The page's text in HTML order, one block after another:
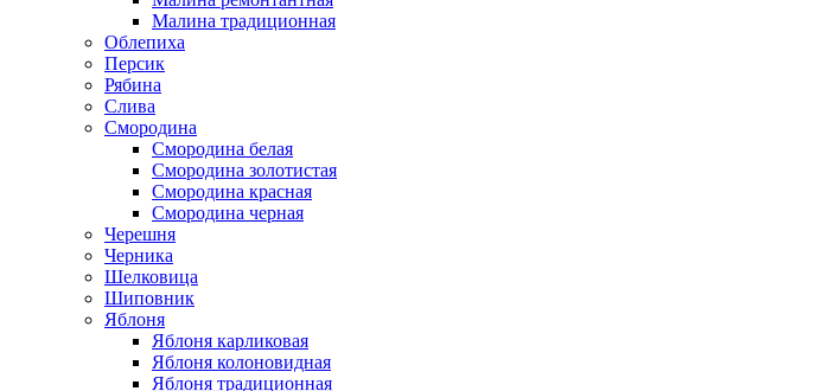
Малина традиционная
Облепиха
Персик
Рябина
Слива
Смородина
Смородина белая
Смородина золотистая
Смородина красная
Смородина черная
Черешня
Черника
Шелковица
Шиповник
Яблоня
Яблоня карликовая
Яблоня колоновидная
Яблоня традиционная